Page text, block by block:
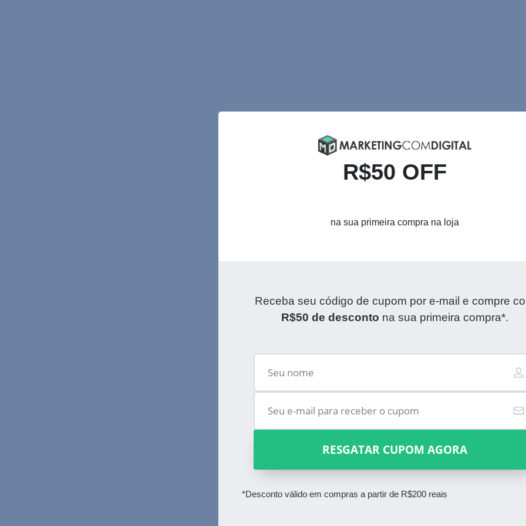
R$50 OFF
na sua primeira compra na loja
Receba seu código de cupom por e-mail e compre
R$50 de desconto na sua primeira compra*.
RESGATAR CUPOM AGORA
*Desconto válido em compras a partir de R$200 reais